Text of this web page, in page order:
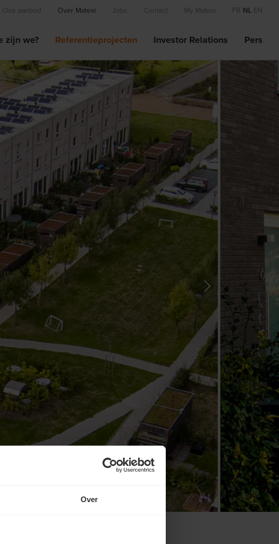
Over
Ons aanbod Over Matexi Jobs Contact My Matexi FR NL EN
zijn we? Referentieprojecten Investor Relations Pers